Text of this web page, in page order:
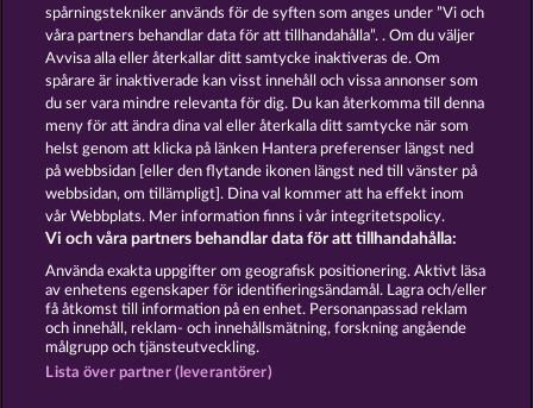
FRUIT LOVE FANCY FRUITS
Användarvillkor Sekretesspolicy Avtryck
Om Företaget FAQ Facebook
Skicka in en begäran om att ångra köpet
spårningstekniker används för de syften som anges under ”Vi och
våra partners behandlar data för att tillhandahålla”. . Om du väljer
Avvisa alla eller återkallar ditt samtycke inaktiveras de. Om
spårare är inaktiverade kan visst innehåll och vissa annonser som
du ser vara mindre relevanta för dig. Du kan återkomma till denna
meny för att ändra dina val eller återkalla ditt samtycke när som
helst genom att klicka på länken Hantera preferenser längst ned
på webbsidan [eller den flytande ikonen längst ned till vänster på
webbsidan, om tillämpligt]. Dina val kommer att ha effekt inom
vår Webbplats. Mer information finns i vår integritetspolicy.
Vi och våra partners behandlar data för att tillhandahålla:
Använda exakta uppgifter om geografisk positionering. Aktivt läsa
av enhetens egenskaper för identifieringsändamål. Lagra och/eller
få åtkomst till information på en enhet. Personanpassad reklam
och innehåll, reklam- och innehållsmätning, forskning angående
målgrupp och tjänsteutveckling.
Lista över partner (leverantörer)